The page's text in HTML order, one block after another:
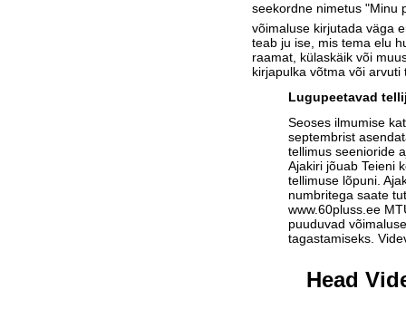
seekordne nimetus "Minu
võimaluse kirjutada väga
teab ju ise, mis tema elu
raamat, külaskäik või
kirjapulka võtma või arvuti
Lugupeetavad
Seoses ilmumise
septembrist
tellimus seenioride
Ajakiri jõuab Teieni
tellimuse lõpuni.
numbritega saate
www.60pluss.ee
puuduvad
tagastamiseks.
Head